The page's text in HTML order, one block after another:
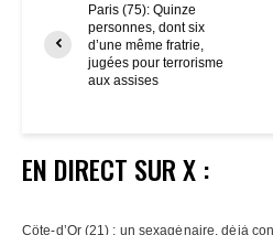
Paris (75): Quinze
personnes, dont six
d’une même fratrie,
jugées pour terrorisme
aux assises
EN DIRECT SUR X :